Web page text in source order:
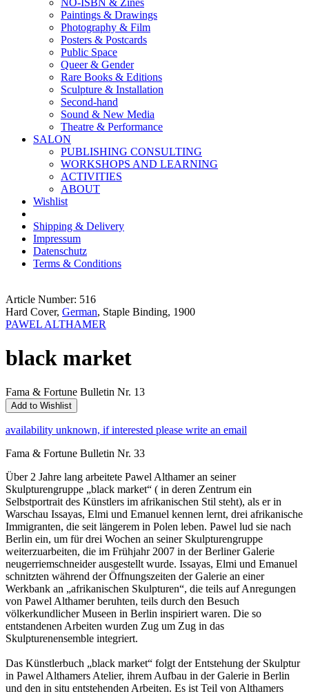
NO-ISBN & Zines
Paintings & Drawings
Photography & Film
Posters & Postcards
Public Space
Queer & Gender
Rare Books & Editions
Sculpture & Installation
Second-hand
Sound & New Media
Theatre & Performance
SALON
PUBLISHING CONSULTING
WORKSHOPS AND LEARNING
ACTIVITIES
ABOUT
Wishlist
Shipping & Delivery
Impressum
Datenschutz
Terms & Conditions
Article Number: 516
Hard Cover, German, Staple Binding, 1900
PAWEL ALTHAMER
black market
Fama & Fortune Bulletin Nr. 13
Add to Wishlist
availability unknown, if interested please write an email
Fama & Fortune Bulletin Nr. 33
Über 2 Jahre lang arbeitete Pawel Althamer an seiner
Skulpturengruppe „black market“ ( in deren Zentrum ein
Selbstportrait des Künstlers im afrikanischen Stil steht), als er in
Warschau Issayas, Elmi und Emanuel kennen lernt, drei afrikanische
Immigranten, die seit längerem in Polen leben. Pawel lud sie nach
Berlin ein, um für drei Wochen an seiner Skulpturengruppe
weiterzuarbeiten, die im Frühjahr 2007 in der Berliner Galerie
neugerriemschneider ausgestellt wurde. Issayas, Elmi und Emanuel
schnitzten während der Öffnungszeiten der Galerie an einer
Werkbank an „afrikanischen Skulpturen“, die teils auf Anregungen
von Pawel Althamer beruhten, teils durch den Besuch
völkerkundlicher Museen in Berlin inspiriert waren. Die so
entstandenen Arbeiten wurden Zug um Zug in das
Skulpturenensemble integriert.
Das Künstlerbuch „black market“ folgt der Entstehung der Skulptur
in Pawel Althamers Atelier, ihrem Aufbau in der Galerie in Berlin
und den in situ entstehenden Arbeiten. Es ist Teil von Althamers